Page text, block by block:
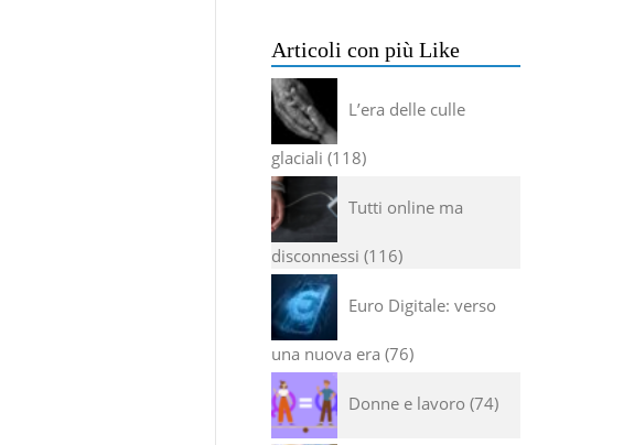
Articoli con più Like
L’era delle culle
glaciali 118
Tutti online ma
disconnessi 116
Euro Digitale: verso
una nuova era 76
Donne e lavoro 74